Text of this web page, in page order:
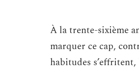
À la trente-sixième
marquer ce cap,
habitudes